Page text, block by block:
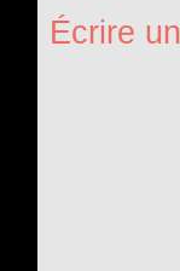
Écrire